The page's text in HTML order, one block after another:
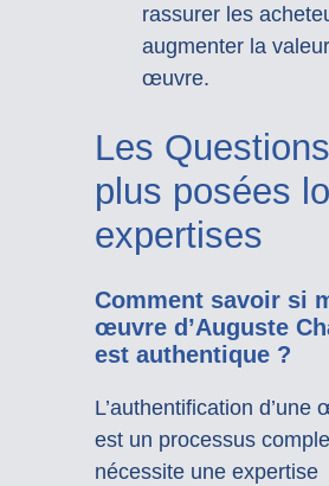
rassurer les
augmenter la
œuvre.
Les
plus posées
expertises
Comment savoir si
œuvre d’Auguste
est authentique ?
L’authentification d’une
est un processus
nécessite une expertise